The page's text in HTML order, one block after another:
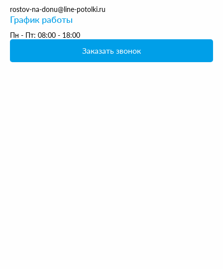
rostov-na-donu@line-potolki.ru
График работы
Пн - Пт: 08:00 - 18:00
Заказать звонок